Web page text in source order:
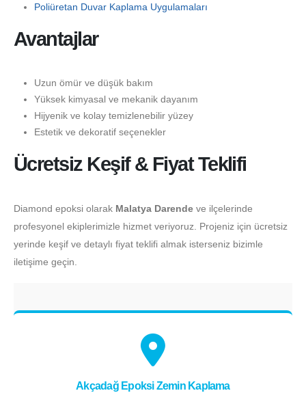
Poliüretan Duvar Kaplama Uygulamaları
Avantajlar
Uzun ömür ve düşük bakım
Yüksek kimyasal ve mekanik dayanım
Hijyenik ve kolay temizlenebilir yüzey
Estetik ve dekoratif seçenekler
Ücretsiz Keşif & Fiyat Teklifi
Diamond epoksi olarak Malatya Darende ve ilçelerinde
profesyonel ekiplerimizle hizmet veriyoruz. Projeniz için ücretsiz
yerinde keşif ve detaylı fiyat teklifi almak isterseniz bizimle
iletişime geçin.
Akçadağ Epoksi Zemin Kaplama